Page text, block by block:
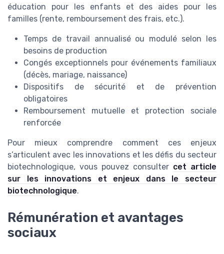
éducation pour les enfants et des aides pour les
familles (rente, remboursement des frais, etc.).
Temps de travail annualisé ou modulé selon les
besoins de production
Congés exceptionnels pour événements familiaux
(décès, mariage, naissance)
Dispositifs de sécurité et de prévention
obligatoires
Remboursement mutuelle et protection sociale
renforcée
Pour mieux comprendre comment ces enjeux
s’articulent avec les innovations et les défis du secteur
biotechnologique, vous pouvez consulter cet article
sur les innovations et enjeux dans le secteur
biotechnologique.
Rémunération et avantages
sociaux